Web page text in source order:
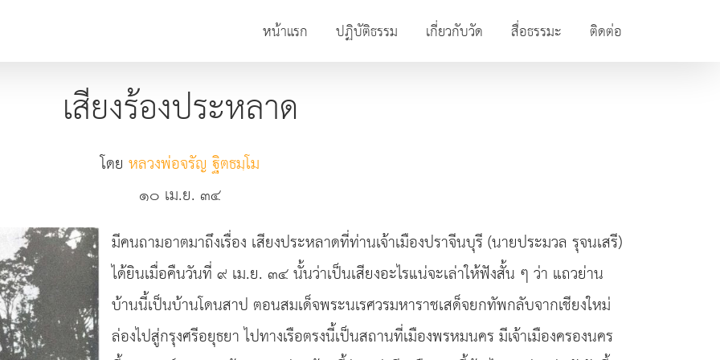
หน้าแรก ปฏิบัติธรรม เกี่ยวกับวัด สื่อธรรมะ ติดต่อ
เสียงร้องประหลาด
โดย หลวงพ่อจรัญ ฐิตธมฺโม
๑๐ เม.ย. ๓๔
มีคนถามอาตมาถึงเรื่อง เสียงประหลาดที่ท่านเจ้าเมืองปราจีนบุรี (นายประมวล รุจนเสรี)
ได้ยินเมื่อคืนวันที่ ๙ เม.ย. ๓๔ นั้นว่าเป็นเสียงอะไรแน่จะเล่าให้ฟังสั้น ๆ ว่า แถวย่าน
บ้านนี้เป็นบ้านโดนสาป ตอนสมเด็จพระนเรศวรมหาราชเสด็จยกทัพกลับจากเชียงใหม่
ล่องไปสู่กรุงศรีอยุธยา ไปทางเรือตรงนี้เป็นสถานที่เมืองพรหมนคร มีเจ้าเมืองครองนคร